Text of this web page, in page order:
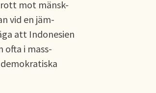
mot mänsk-
vid en jäm-
att Indonesien
ofta i mass-